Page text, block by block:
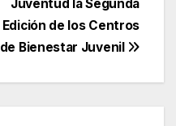
Juventud la Segunda
Edición de los Centros
de Bienestar Juvenil